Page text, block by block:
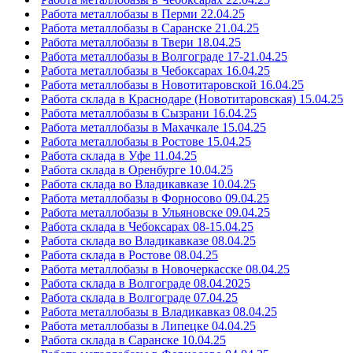
Работа металлобазы в Перми 22.04.25
Работа металлобазы в Саранске 21.04.25
Работа металлобазы в Твери 18.04.25
Работа металлобазы в Волгограде 17-21.04.25
Работа металлобазы в Чебоксарах 16.04.25
Работа металлобазы в Новотитаровской 16.04.25
Работа склада в Краснодаре (Новотитаровская) 15.04.25
Работа металлобазы в Сызрани 16.04.25
Работа металлобазы в Махачкале 15.04.25
Работа металлобазы в Ростове 15.04.25
Работа склада в Уфе 11.04.25
Работа склада в Оренбурге 10.04.25
Работа склада во Владикавказе 10.04.25
Работа металлобазы в Форносово 09.04.25
Работа металлобазы в Ульяновске 09.04.25
Работа склада в Чебоксарах 08-15.04.25
Работа склада во Владикавказе 08.04.25
Работа склада в Ростове 08.04.25
Работа металлобазы в Новочеркасске 08.04.25
Работа склада в Волгограде 08.04.2025
Работа склада в Волгограде 07.04.25
Работа металлобазы в Владикавказ 08.04.25
Работа металлобазы в Липецке 04.04.25
Работа склада в Саранске 10.04.25